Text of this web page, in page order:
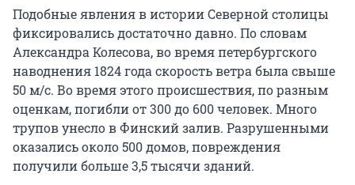
Подобные явления в истории Северной столицы
фиксировались достаточно давно. По словам
Александра Колесова, во время петербургского
наводнения 1824 года скорость ветра была свыше
50 м/с. Во время этого происшествия, по разным
оценкам, погибли от 300 до 600 человек. Много
трупов унесло в Финский залив. Разрушенными
оказались около 500 домов, повреждения
получили больше 3,5 тысячи зданий.